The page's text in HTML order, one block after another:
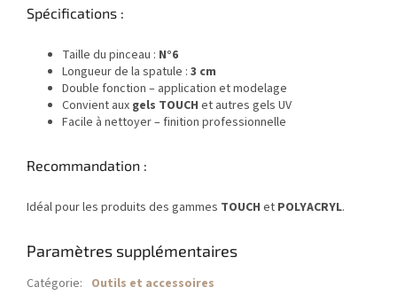
Spécifications :
Taille du pinceau : N°6
Longueur de la spatule : 3 cm
Double fonction – application et modelage
Convient aux gels TOUCH et autres gels UV
Facile à nettoyer – finition professionnelle
Recommandation :
Idéal pour les produits des gammes TOUCH et POLYACRYL.
Paramètres supplémentaires
Catégorie: Outils et accessoires